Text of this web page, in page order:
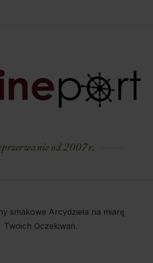
od 2007 r.
smakowe Arcydzieła na miarę
Twoich Oczekiwań.